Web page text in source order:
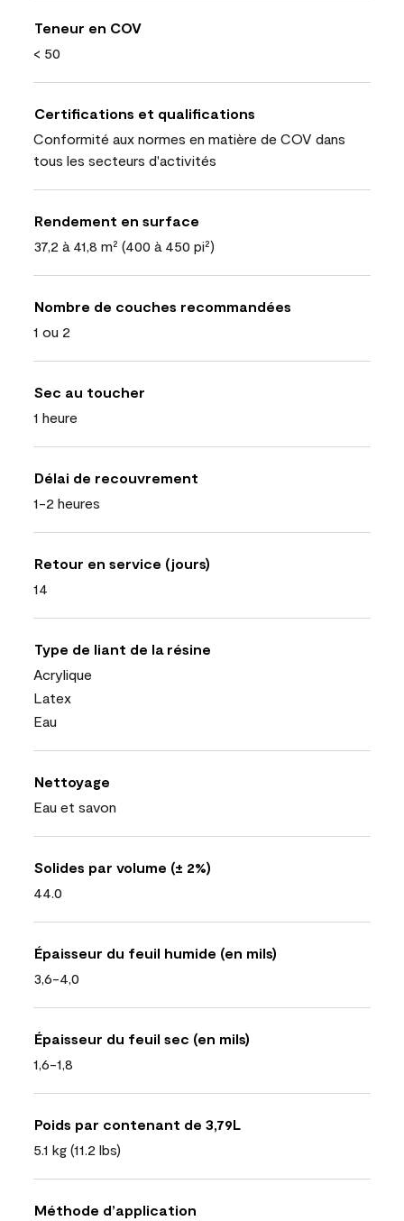
Teneur en COV
< 50
Certifications et qualifications
Conformité aux normes en matière de COV dans
tous les secteurs d'activités
Rendement en surface
37,2 à 41,8 m² (400 à 450 pi²)
Nombre de couches recommandées
1 ou 2
Sec au toucher
1 heure
Délai de recouvrement
1-2 heures
Retour en service (jours)
14
Type de liant de la résine
Acrylique
Latex
Eau
Nettoyage
Eau et savon
Solides par volume (± 2%)
44.0
Épaisseur du feuil humide (en mils)
3,6-4,0
Épaisseur du feuil sec (en mils)
1,6-1,8
Poids par contenant de 3,79L
5.1 kg (11.2 lbs)
Méthode d’application